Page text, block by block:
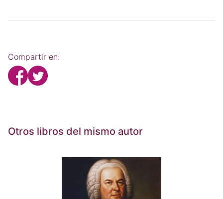
Compartir en:
Otros libros del mismo autor